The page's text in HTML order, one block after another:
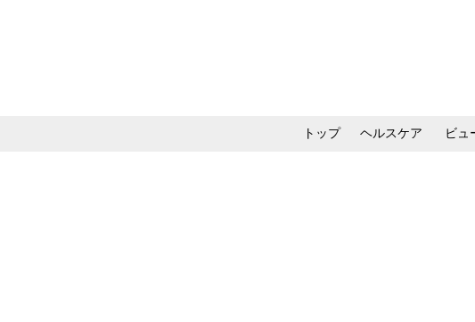
トップ ヘルスケア ビュ